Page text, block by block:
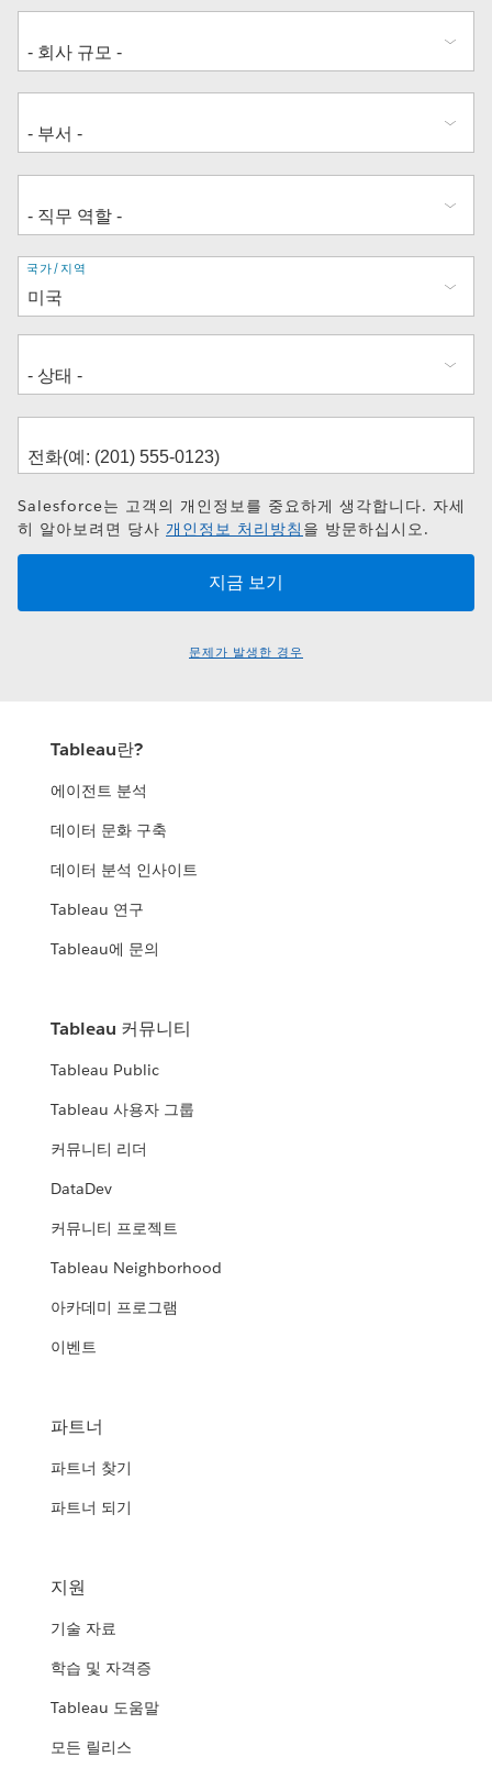
주
소
국가/지역
Salesforce는 고객의 개인정보를 중요하게 생각합니다. 자세
히 알아보려면 당사 개인정보 처리방침 을 방문하십시오.
문제가 발생한 경우
Tableau란?
에이전트 분석
데이터 문화 구축
데이터 분석 인사이트
Tableau 연구
Tableau에 문의
Tableau 커뮤니티
Tableau Public
Tableau 사용자 그룹
커뮤니티 리더
DataDev
커뮤니티 프로젝트
Tableau Neighborhood
아카데미 프로그램
이벤트
파트너
파트너 찾기
파트너 되기
지원
기술 자료
학습 및 자격증
Tableau 도움말
모든 릴리스